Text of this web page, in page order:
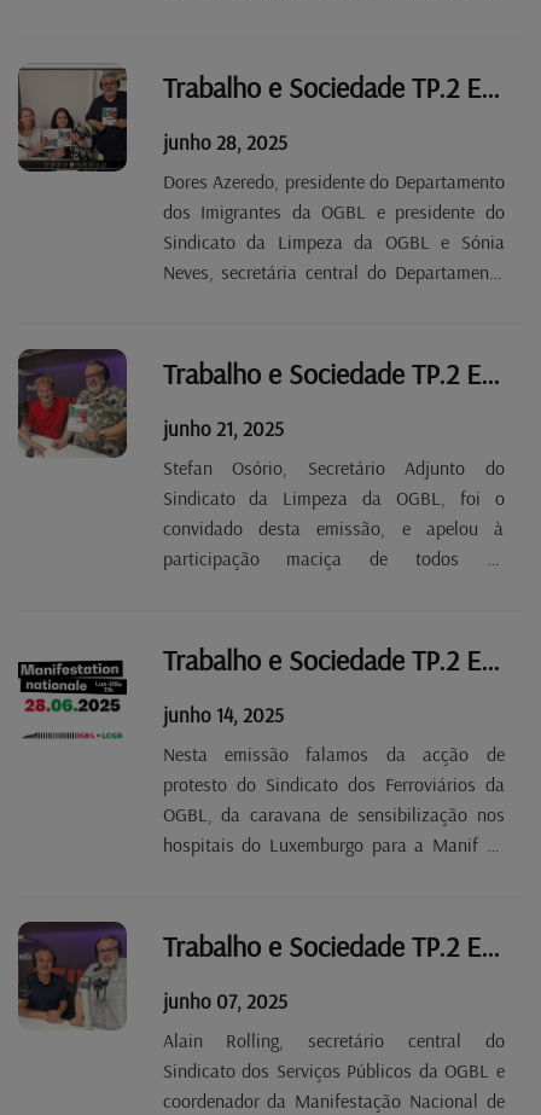
da Construção e as escolas e liceus não
Trabalho e Sociedade TP.2 EP 38
junho 28, 2025
Dores Azeredo, presidente do Departamento
dos Imigrantes da OGBL e presidente do
Sindicato da Limpeza da OGBL e Sónia
Neves, secretária central do Departamento
sindicais vieram fazer um último apelo para
Trabalho e Sociedade TP.2 EP 37
junho 21, 2025
Stefan Osório, Secretário Adjunto do
Sindicato da Limpeza da OGBL, foi o
convidado desta emissão, e apelou à
participação maciça de todos os
Sindical OGBL-LCGB de 28 de junho
Trabalho e Sociedade TP.2 EP 36
junho 14, 2025
Nesta emissão falamos da acção de
protesto do Sindicato dos Ferroviários da
OGBL, da caravana de sensibilização nos
hospitais do Luxemburgo para a Manif de
Jeunes et Familles que foram demitidos de
Trabalho e Sociedade TP.2 EP 35
junho 07, 2025
Alain Rolling, secretário central do
Sindicato dos Serviços Públicos da OGBL e
coordenador da Manifestação Nacional de